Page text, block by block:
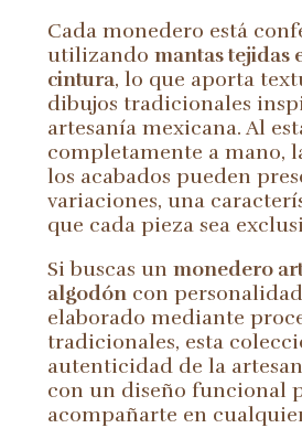
Cada monedero está
utilizando mantas tejidas
cintura, lo que aporta
dibujos tradicionales
artesanía mexicana. Al
completamente a mano,
los acabados pueden
variaciones, una
que cada pieza sea
Si buscas un monedero
algodón con
elaborado mediante
tradicionales, esta
autenticidad de la
con un diseño funcional
acompañarte en